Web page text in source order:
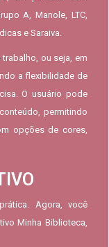
A, Manole, LTC,
e Saraiva.
ou seja, em
a flexibilidade de
O usuário pode
permitindo
opções de cores,
Agora, você
Minha Biblioteca,